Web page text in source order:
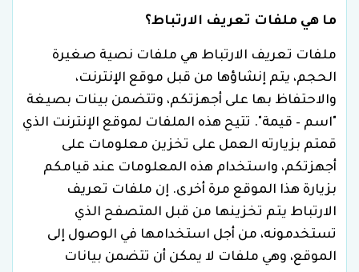
ما هي ملفات تعريف الارتباط؟
ملفات تعريف الارتباط هي ملفات نصية صغيرة
الحجم، يتم إنشاؤها من قبل موقع الإنترنت،
والاحتفاظ بها على أجهزتكم، وتتضمن بينات بصيغة
"اسم – قيمة". تتيح هذه الملفات لموقع الإنترنت الذي
قمتم بزيارته العمل على تخزين معلومات على
أجهزتكم، واستخدام هذه المعلومات عند قيامكم
بزيارة هذا الموقع مرة أخرى. إن ملفات تعريف
الارتباط يتم تخزينها من قبل المتصفح الذي
تستخدمونه، من أجل استخدامها في الوصول إلى
الموقع، وهي ملفات لا يمكن أن تتضمن بيانات